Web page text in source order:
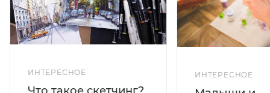
ИНТЕРЕСНОЕ
Что такое скетчинг?
ИНТЕРЕСНОЕ